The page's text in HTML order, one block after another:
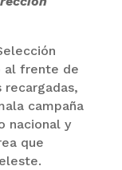
al frente de
recargadas,
campaña
nacional y
que